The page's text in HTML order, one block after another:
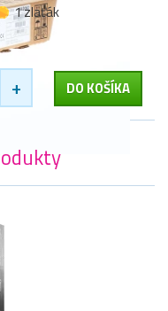
1 zlaťák
+ DO KOŠÍKA